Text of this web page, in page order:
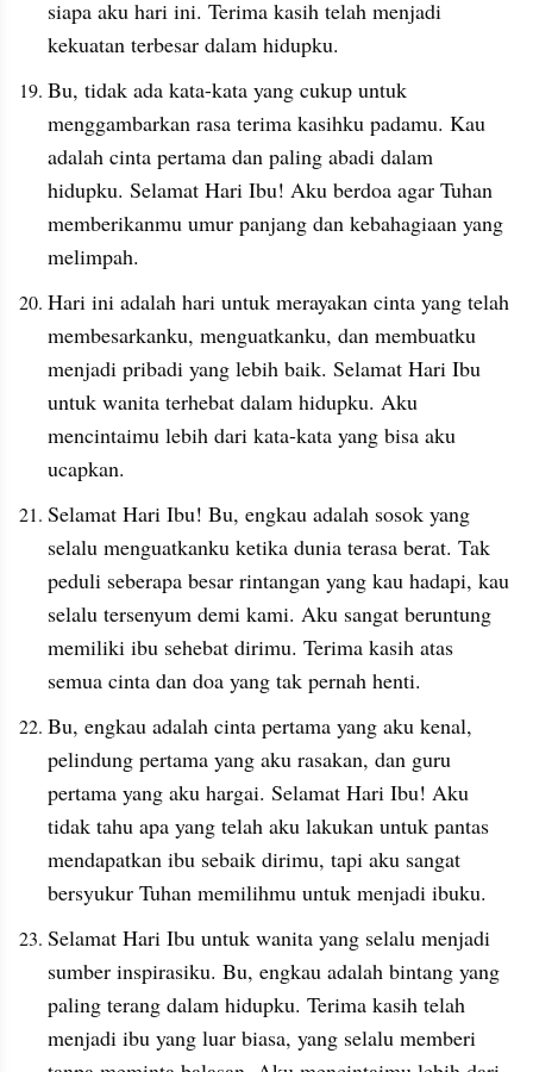
siapa aku hari ini. Terima kasih telah menjadi
kekuatan terbesar dalam hidupku.
Bu, tidak ada kata-kata yang cukup untuk
menggambarkan rasa terima kasihku padamu. Kau
adalah cinta pertama dan paling abadi dalam
hidupku. Selamat Hari Ibu! Aku berdoa agar Tuhan
memberikanmu umur panjang dan kebahagiaan yang
melimpah.
Hari ini adalah hari untuk merayakan cinta yang telah
membesarkanku, menguatkanku, dan membuatku
menjadi pribadi yang lebih baik. Selamat Hari Ibu
untuk wanita terhebat dalam hidupku. Aku
mencintaimu lebih dari kata-kata yang bisa aku
ucapkan.
Selamat Hari Ibu! Bu, engkau adalah sosok yang
selalu menguatkanku ketika dunia terasa berat. Tak
peduli seberapa besar rintangan yang kau hadapi, kau
selalu tersenyum demi kami. Aku sangat beruntung
memiliki ibu sehebat dirimu. Terima kasih atas
semua cinta dan doa yang tak pernah henti.
Bu, engkau adalah cinta pertama yang aku kenal,
pelindung pertama yang aku rasakan, dan guru
pertama yang aku hargai. Selamat Hari Ibu! Aku
tidak tahu apa yang telah aku lakukan untuk pantas
mendapatkan ibu sebaik dirimu, tapi aku sangat
bersyukur Tuhan memilihmu untuk menjadi ibuku.
Selamat Hari Ibu untuk wanita yang selalu menjadi
sumber inspirasiku. Bu, engkau adalah bintang yang
paling terang dalam hidupku. Terima kasih telah
menjadi ibu yang luar biasa, yang selalu memberi